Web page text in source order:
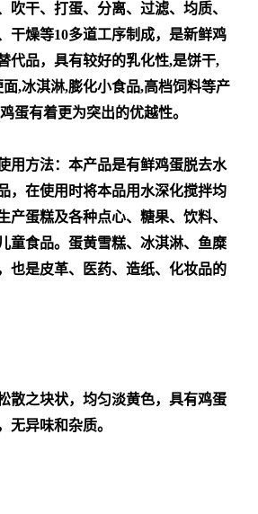
吹干、打蛋、分离、过滤、均质、
干燥等10多道工序制成，是新鲜鸡
代品，具有较好的乳化性,是饼干,
,冰淇淋,膨化小食品,高档饲料等产
蛋有着更为突出的优越性。
方法：本产品是有鲜鸡蛋脱去水
，在使用时将本品用水深化搅拌均
产蛋糕及各种点心、糖果、饮料、
童食品。蛋黄雪糕、冰淇淋、鱼糜
也是皮革、医药、造纸、化妆品的
之块状，均匀淡黄色，具有鸡蛋
无异味和杂质。